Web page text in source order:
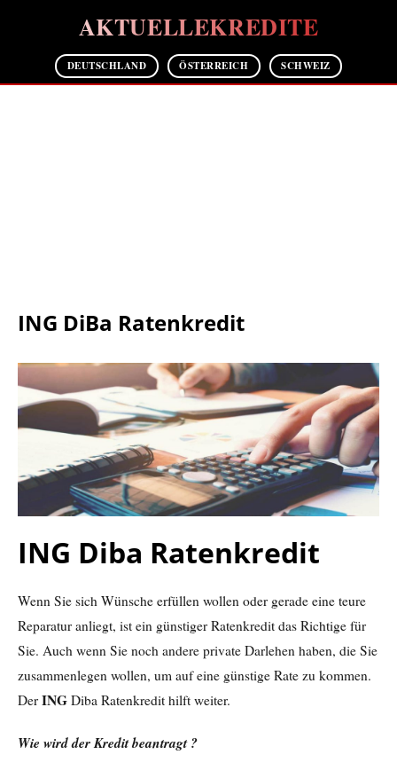
AKTUELLEKREDITE
DEUTSCHLAND ÖSTERREICH SCHWEIZ
ING DiBa Ratenkredit
ING Diba Ratenkredit
Wenn Sie sich Wünsche erfüllen wollen oder gerade eine teure
Reparatur anliegt, ist ein günstiger Ratenkredit das Richtige für
Sie. Auch wenn Sie noch andere private Darlehen haben, die Sie
zusammenlegen wollen, um auf eine günstige Rate zu kommen.
Der ING Diba Ratenkredit hilft weiter.
Wie wird der Kredit beantragt ?